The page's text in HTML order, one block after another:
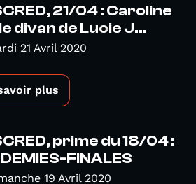
21/04 : Caroline
divan de Lucie J...
21 Avril 2020
plus
prime du 18/04 :
FINALES
19 Avril 2020